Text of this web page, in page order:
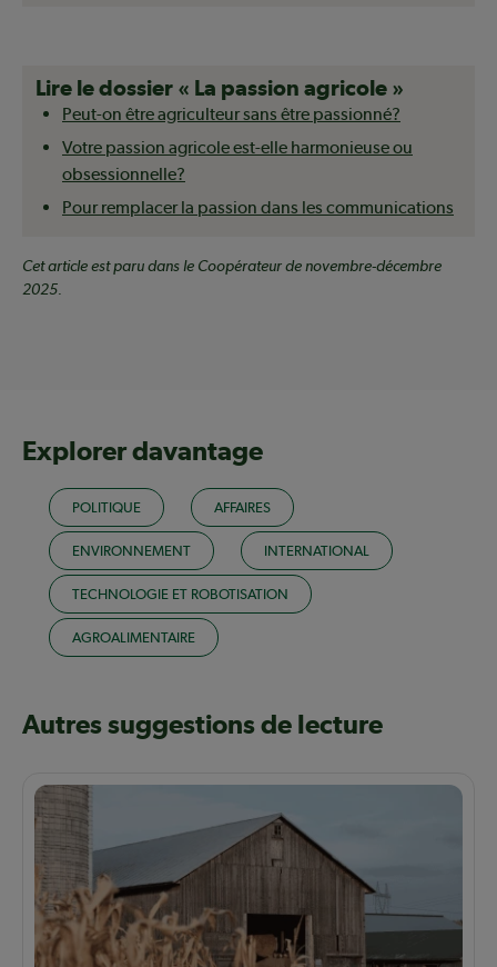
Lire le dossier « La passion agricole »
Peut-on être agriculteur sans être passionné?
Votre passion agricole est-elle harmonieuse ou
obsessionnelle?
Pour remplacer la passion dans les communications
Cet article est paru dans le Coopérateur de novembre-décembre
2025.
Explorer davantage
POLITIQUE AFFAIRES
ENVIRONNEMENT INTERNATIONAL
TECHNOLOGIE ET ROBOTISATION
AGROALIMENTAIRE
Autres suggestions de lecture